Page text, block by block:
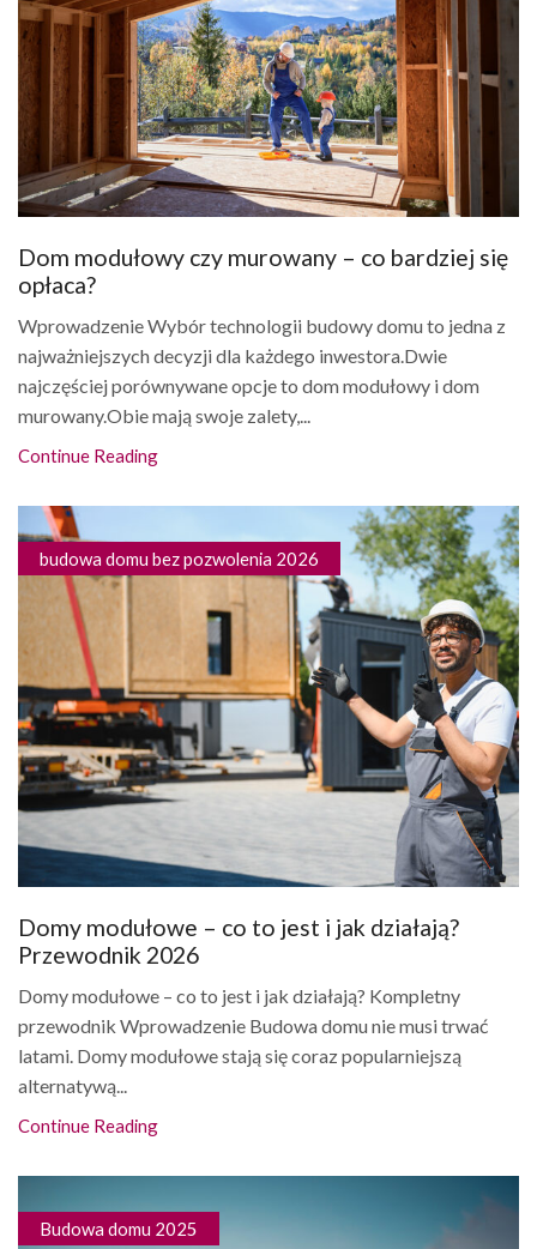
Dom modułowy czy murowany – co bardziej się
opłaca?
Wprowadzenie Wybór technologii budowy domu to jedna z
najważniejszych decyzji dla każdego inwestora.Dwie
najczęściej porównywane opcje to dom modułowy i dom
murowany.Obie mają swoje zalety,...
Continue Reading
budowa domu bez pozwolenia 2026
Domy modułowe – co to jest i jak działają?
Przewodnik 2026
Domy modułowe – co to jest i jak działają? Kompletny
przewodnik Wprowadzenie Budowa domu nie musi trwać
latami. Domy modułowe stają się coraz popularniejszą
alternatywą...
Continue Reading
Budowa domu 2025